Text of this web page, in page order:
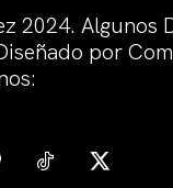
2024. Algunos
por